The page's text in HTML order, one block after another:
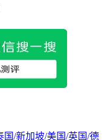
国/新加坡/美国/英国/德